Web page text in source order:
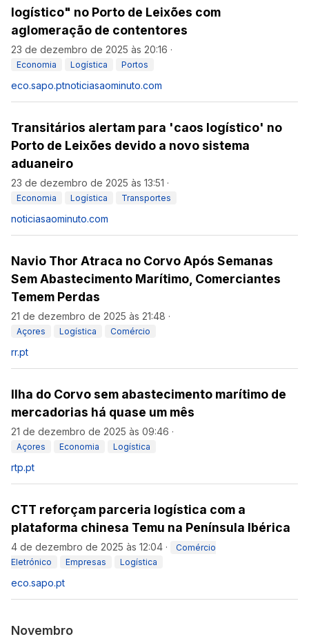
logístico" no Porto de Leixões com
aglomeração de contentores
23 de dezembro de 2025 às 20:16 ·
Economia Logística Portos
eco.sapo.ptnoticiasaominuto.com
Transitários alertam para 'caos logístico' no
Porto de Leixões devido a novo sistema
aduaneiro
23 de dezembro de 2025 às 13:51 ·
Economia Logística Transportes
noticiasaominuto.com
Navio Thor Atraca no Corvo Após Semanas
Sem Abastecimento Marítimo, Comerciantes
Temem Perdas
21 de dezembro de 2025 às 21:48 ·
Açores Logística Comércio
rr.pt
Ilha do Corvo sem abastecimento marítimo de
mercadorias há quase um mês
21 de dezembro de 2025 às 09:46 ·
Açores Economia Logística
rtp.pt
CTT reforçam parceria logística com a
plataforma chinesa Temu na Península Ibérica
4 de dezembro de 2025 às 12:04 ·
Comércio
Eletrónico
Empresas Logística
eco.sapo.pt
Novembro